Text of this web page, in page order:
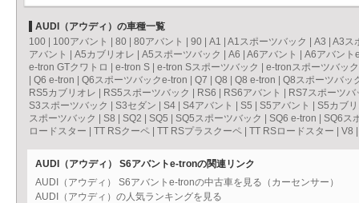
AUDI（アウディ）の車種一覧
100
100アバント 80 80アバント 90 A1 A1スポーツバック A3
A3ス
アバント
A5カブリオレ A5スポーツバック A6 A6アバント
A6アバント
e-tron GTクワトロ
e-tron S e-tron Sスポーツバック
e-tronスポーツバック
Q6 e-tron Q6スポーツバックe-tron Q7 Q8 Q8 e-tron
Q8スポーツバッ
RS5カブリオレ
RS5スポーツバック RS6 RS6アバント
RS7スポーツバ
S3スポーツバック
S3セダン S4 S4アバント S5 S5アバント
S5カブ
スポーツバック
S8 SQ2 SQ5 SQ5スポーツバック SQ6 e-tron
SQ6ス
ロードスター
TT RSクーペ TT RSプラスクーペ TT RSロードスター V8
AUDI（アウディ） S6アバントe-tronの関連リンク
AUDI（アウディ） S6アバントe-tronの中古車を見る（カーセンサー）
AUDI（アウディ）の人気ランキングを見る